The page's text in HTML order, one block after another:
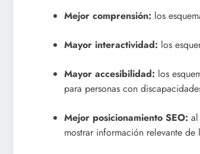
Mejor comprensión: los
Mayor interactividad: los
Mayor accesibilidad: los
para personas con
Mejor posicionamiento SEO:
mostrar información relevante de